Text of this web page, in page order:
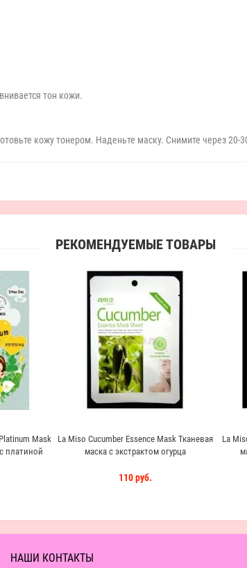
тон кожи.
кожу тонером. Наденьте маску. Снимите через
РЕКОМЕНДУЕМЫЕ ТОВАРЫ
Mask
платиной
La Miso Cucumber Essence Mask Тканевая
маска с экстрактом огурца
110 руб.
La
НАШИ КОНТАКТЫ